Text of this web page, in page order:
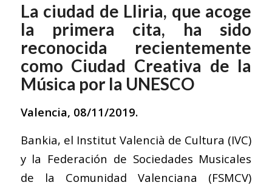
La ciudad de Lliria, que acoge
la primera cita, ha sido
reconocida recientemente
como Ciudad Creativa de la
Música por la UNESCO
Valencia, 08/11/2019.
Bankia, el Institut Valencià de Cultura (IVC)
y la Federación de Sociedades Musicales
de la Comunidad Valenciana (FSMCV)